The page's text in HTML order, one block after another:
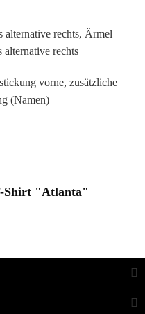
alternative rechts, Ärmel
rechts
vorne, zusätzliche
(Namen)
Shirt "Atlanta"